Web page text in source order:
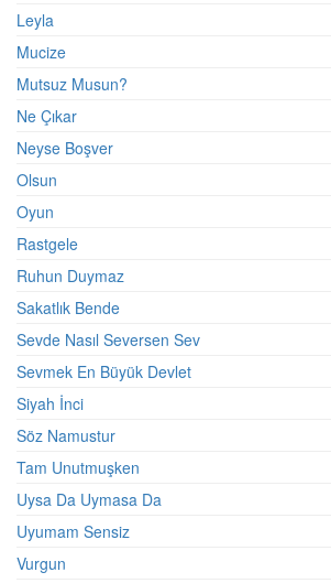
Leyla
Mucize
Mutsuz Musun?
Ne Çıkar
Neyse Boşver
Olsun
Oyun
Rastgele
Ruhun Duymaz
Sakatlık Bende
Sevde Nasıl Seversen Sev
Sevmek En Büyük Devlet
Siyah İnci
Söz Namustur
Tam Unutmuşken
Uysa Da Uymasa Da
Uyumam Sensiz
Vurgun